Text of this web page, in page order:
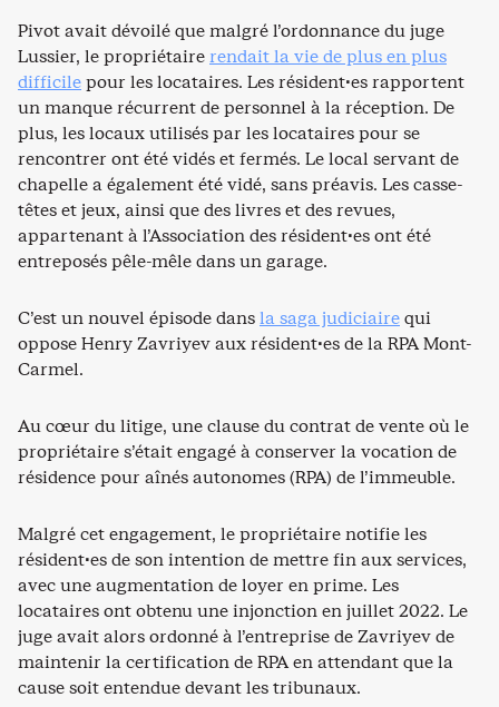
Pivot avait dévoilé que malgré l’ordonnance du juge
Lussier, le propriétairerendait la vie de plus en plus
difficilepour les locataires. Les résident·es rapportent
un manque récurrent de personnel à la réception. De
plus, les locaux utilisés par les locataires pour se
rencontrer ont été vidés et fermés. Le local servant de
chapelle a également été vidé, sans préavis. Les casse-
têtes et jeux, ainsi que des livres et des revues,
appartenant à l’Association des résident·es ont été
entreposés pêle-mêle dans un garage.
C’est un nouvel épisode dansla saga judiciairequi
oppose Henry Zavriyev aux résident·es de la RPA Mont-
Carmel.
Au cœur du litige, une clause du contrat de vente où le
propriétaire s’était engagé à conserver la vocation de
résidence pour aînés autonomes (RPA) de l’immeuble.
Malgré cet engagement, le propriétaire notifie les
résident·es de son intention de mettre fin aux services,
avec une augmentation de loyer en prime. Les
locataires ont obtenu une injonction en juillet 2022. Le
juge avait alors ordonné à l’entreprise de Zavriyev de
maintenir la certification de RPA en attendant que la
cause soit entendue devant les tribunaux.